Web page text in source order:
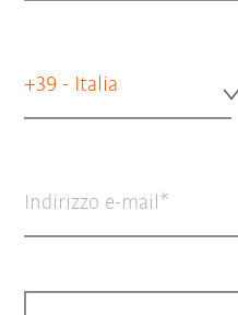
+39 - Italia
Indirizzo e-mail